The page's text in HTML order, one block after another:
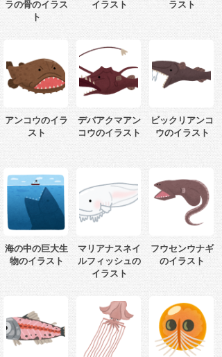
ラの骨のイラス
ト
イラスト
ラスト
アンコウのイラ
スト
デバアクマアン
コウのイラスト
ビックリアンコ
ウのイラスト
海の中の巨大生
物のイラスト
マリアナスネイ
ルフィッシュの
イラスト
フウセンウナギ
のイラスト